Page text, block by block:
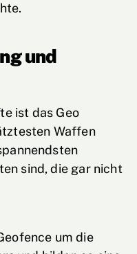
und
ist das Geo
Waffen
sind, die gar nicht
um die